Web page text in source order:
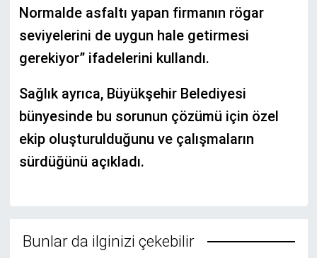
Normalde asfaltı yapan firmanın rögar
seviyelerini de uygun hale getirmesi
gerekiyor” ifadelerini kullandı.
Sağlık ayrıca, Büyükşehir Belediyesi
bünyesinde bu sorunun çözümü için özel
ekip oluşturulduğunu ve çalışmaların
sürdüğünü açıkladı.
Bunlar da ilginizi çekebilir